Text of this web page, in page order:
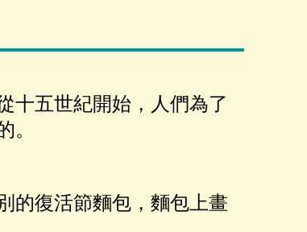
十五世紀開始，人們為了
。
的復活節麵包，麵包上畫